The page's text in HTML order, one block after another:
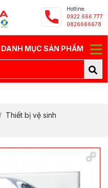
Hotline:
0922.666.777
0826666678
DANH MỤC SẢN PHẨM
Thiết bị vệ sinh